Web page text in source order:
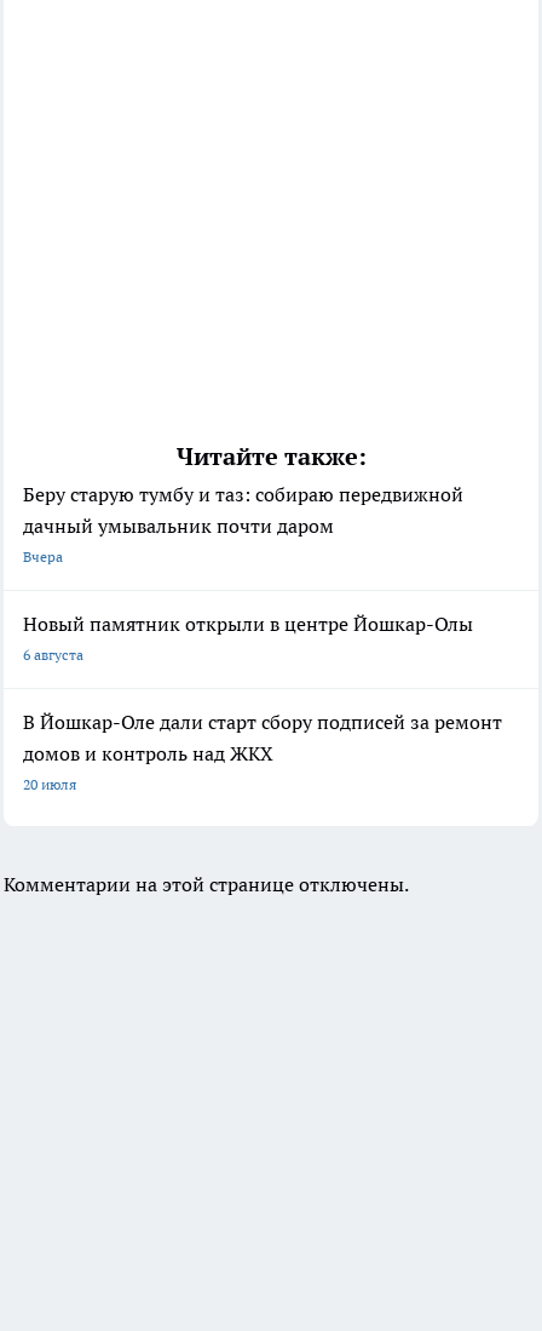
Читайте также:
Беру старую тумбу и таз: собираю передвижной
дачный умывальник почти даром
Вчера
Новый памятник открыли в центре Йошкар-Олы
6 августа
В Йошкар-Оле дали старт сбору подписей за ремонт
домов и контроль над ЖКХ
20 июля
Комментарии на этой странице отключены.